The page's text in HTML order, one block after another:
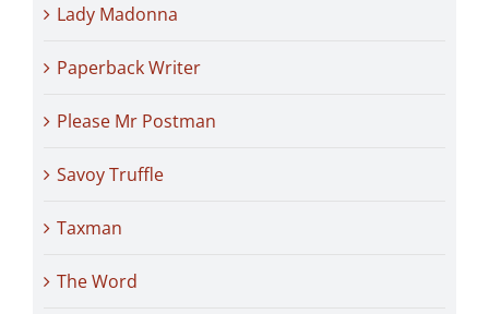
Lady Madonna
Paperback Writer
Please Mr Postman
Savoy Truffle
Taxman
The Word